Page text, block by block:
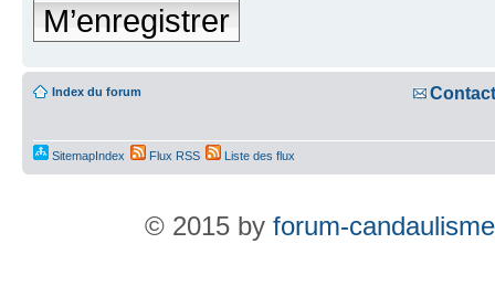
M’enregistrer
Index du forum Contact
SitemapIndex Flux RSS Liste des flux
© 2015 by forum-